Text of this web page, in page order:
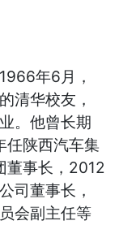
年6月，
清华校友，
。他曾长期
任陕西汽车集
董事长，2012
司董事长，
会副主任等